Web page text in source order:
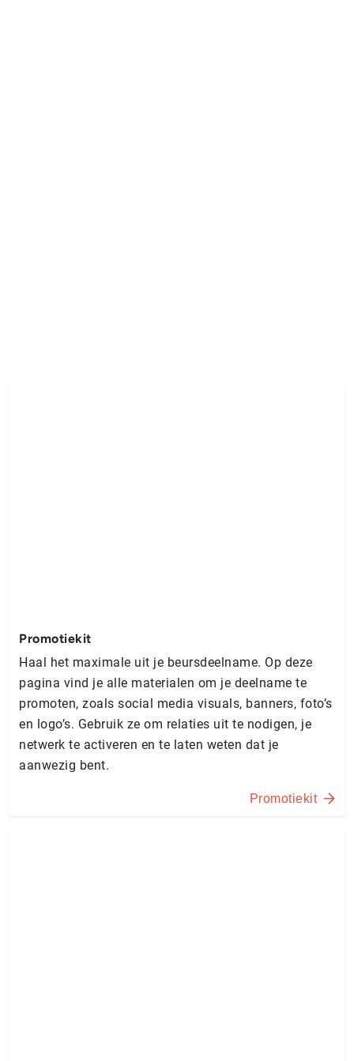
Promotiekit
Haal het maximale uit je beursdeelname. Op deze
pagina vind je alle materialen om je deelname te
promoten, zoals social media visuals, banners, foto’s
en logo’s. Gebruik ze om relaties uit te nodigen, je
netwerk te activeren en te laten weten dat je
aanwezig bent.
Promotiekit